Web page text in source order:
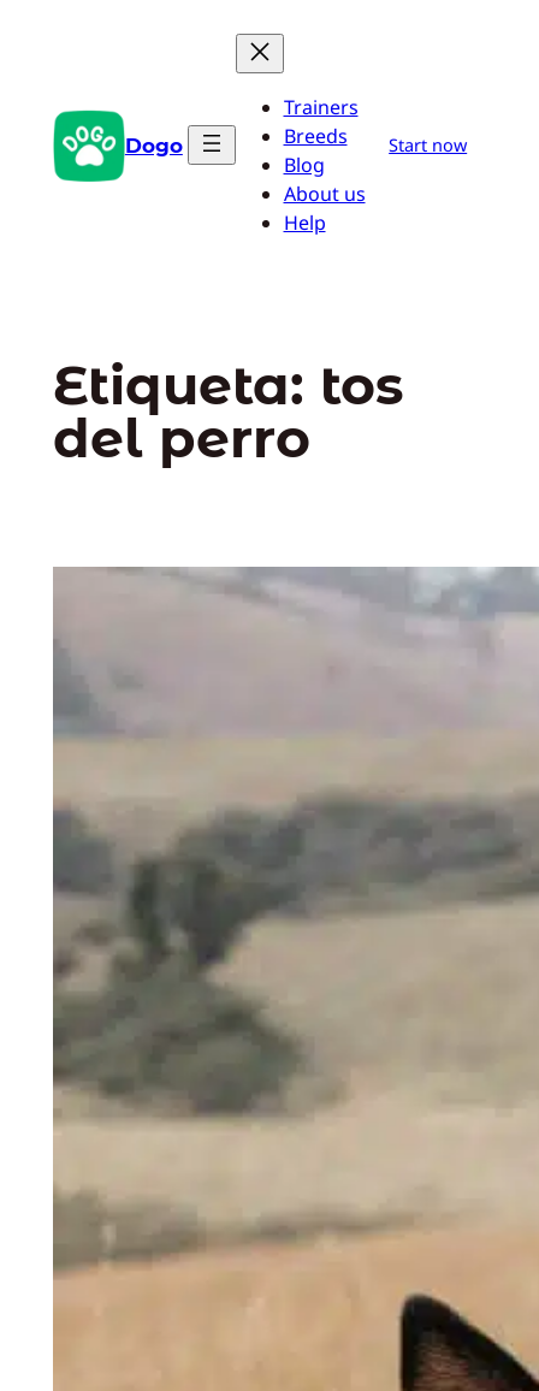
Dogo
Trainers
Breeds
Blog
About us
Help
Start now
Etiqueta: tos
del perro